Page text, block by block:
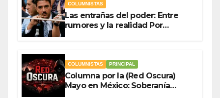
COLUMNISTAS
Las entrañas del poder: Entre
rumores y la realidad Por
COLUMNISTAS PRINCIPAL
Columna por la (Red Oscura)
Mayo en México: Soberanía